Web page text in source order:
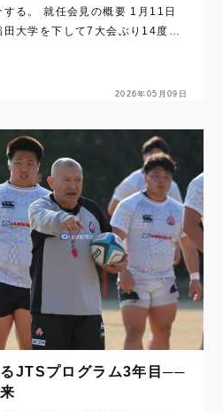
要 1月11日
大学を下して7大会ぶり14度目
…
2026年05月09日
るJTSプログラム3年目──